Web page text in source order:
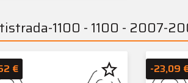
1100 - 1100 - 2007-
€ star_border -23,09